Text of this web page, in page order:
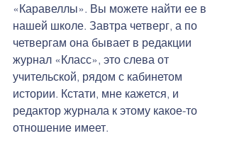
«Каравеллы». Вы можете найти ее в
нашей школе. Завтра четверг, а по
четвергам она бывает в редакции
журнал «Класс», это слева от
учительской, рядом с кабинетом
истории. Кстати, мне кажется, и
редактор журнала к этому какое-то
отношение имеет.